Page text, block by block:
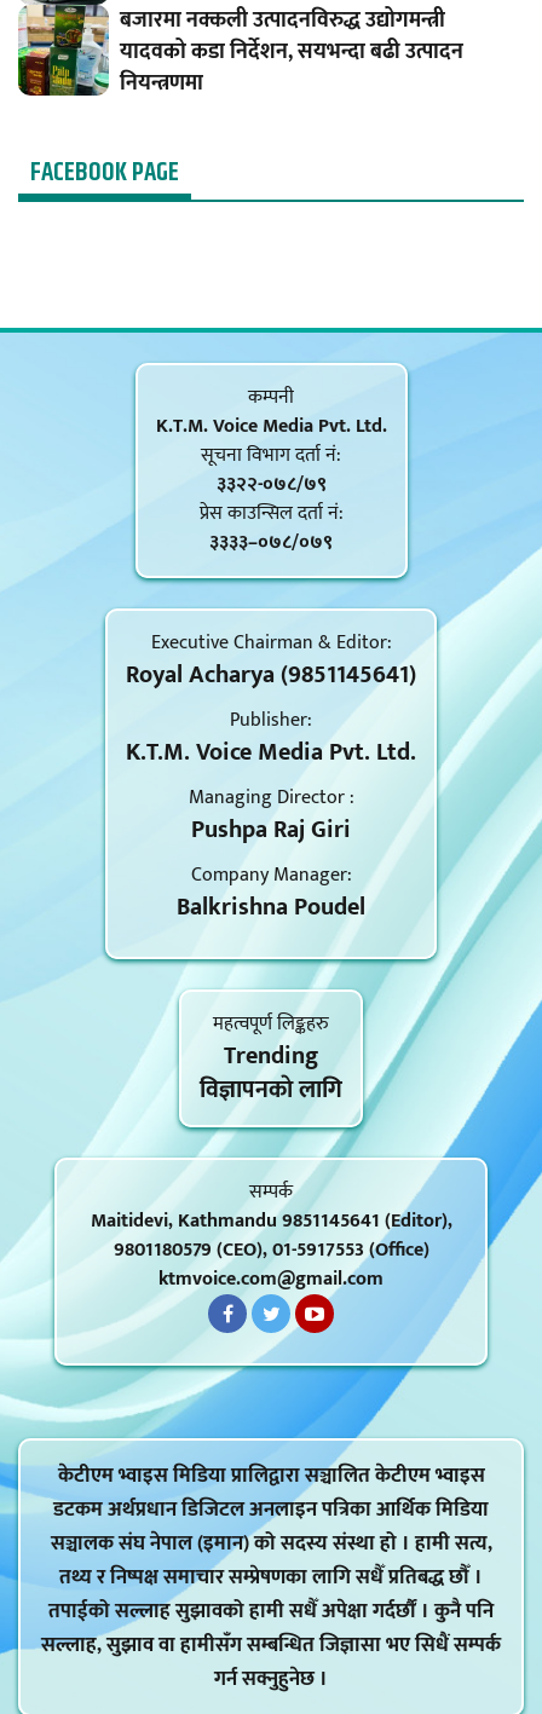
बजारमा नक्कली उत्पादनविरुद्ध उद्योगमन्त्री
यादवको कडा निर्देशन, सयभन्दा बढी उत्पादन
नियन्त्रणमा
FACEBOOK PAGE
कम्पनी
K.T.M. Voice Media Pvt. Ltd.
सूचना विभाग दर्ता नं‍:
३३२२-०७८/७९
प्रेस काउन्सिल दर्ता नं‍:
३३३३–०७८/०७९
Executive Chairman & Editor:
Royal Acharya (9851145641)
Publisher:
K.T.M. Voice Media Pvt. Ltd.
Managing Director :
Pushpa Raj Giri
Company Manager:
Balkrishna Poudel
महत्वपूर्ण लिङ्कहरु
Trending
विज्ञापनकाे लागि
सम्पर्क
Maitidevi, Kathmandu 9851145641 (Editor),
9801180579 (CEO), 01-5917553 (Office)
ktmvoice.com@gmail.com
केटीएम भ्वाइस मिडिया प्रालिद्वारा सञ्चालित केटीएम भ्वाइस
डटकम अर्थप्रधान डिजिटल अनलाइन पत्रिका आर्थिक मिडिया
सञ्चालक संघ नेपाल (इमान) को सदस्य संस्था हो । हामी सत्य,
तथ्य र निष्पक्ष समाचार सम्प्रेषणका लागि सधैँ प्रतिबद्ध छौँ ।
तपाईको सल्लाह सुझावको हामी सधैँ अपेक्षा गर्दर्छौं । कुनै पनि
सल्लाह, सुझाव वा हामीसँग सम्बन्धित जिज्ञासा भए सिधैं सम्पर्क
गर्न सक्नुहुनेछ ।